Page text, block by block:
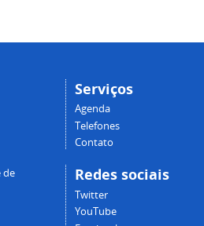
de
Serviços
Agenda
Telefones
Contato
Redes sociais
Twitter
YouTube